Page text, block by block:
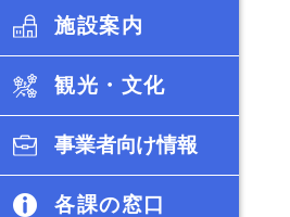
施設案内
観光・文化
事業者向け情報
各課の窓口